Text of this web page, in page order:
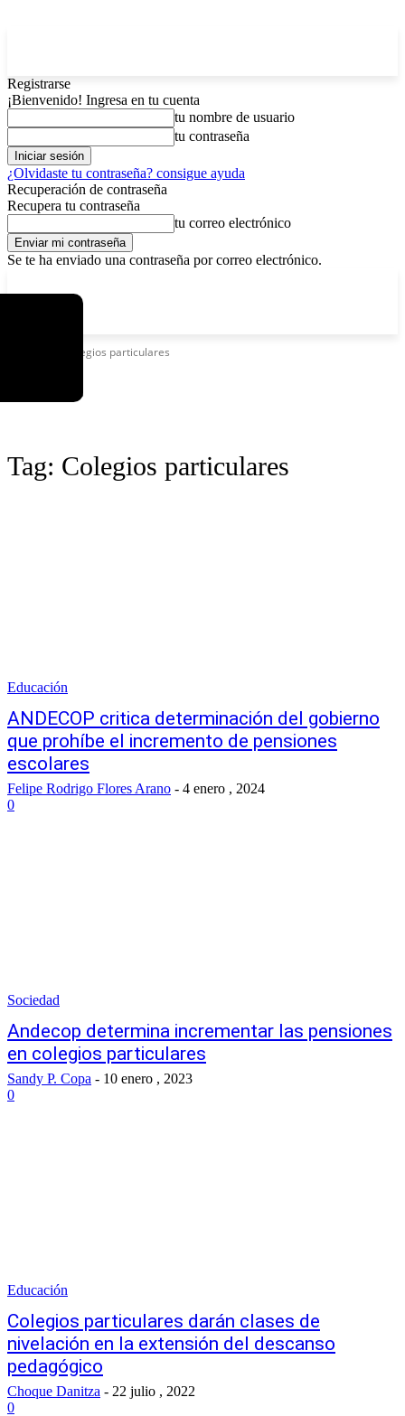
Registrarse
¡Bienvenido! Ingresa en tu cuenta
tu nombre de usuario
tu contraseña
¿Olvidaste tu contraseña? consigue ayuda
Recuperación de contraseña
Recupera tu contraseña
tu correo electrónico
Se te ha enviado una contraseña por correo electrónico.
Colegios particulares
Tag: Colegios particulares
Educación
ANDECOP critica determinación del gobierno
que prohíbe el incremento de pensiones
escolares
Felipe Rodrigo Flores Arano - 4 enero , 2024
0
Sociedad
Andecop determina incrementar las pensiones
en colegios particulares
Sandy P. Copa - 10 enero , 2023
0
Educación
Colegios particulares darán clases de
nivelación en la extensión del descanso
pedagógico
Choque Danitza - 22 julio , 2022
0